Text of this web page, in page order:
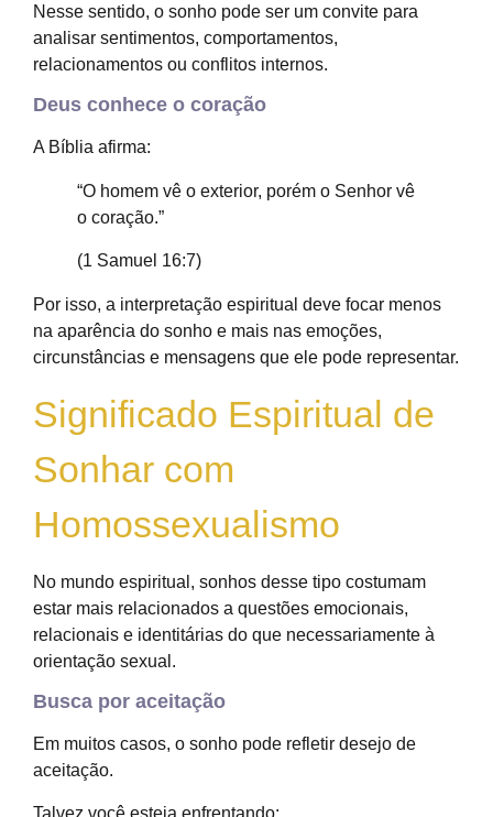
Nesse sentido, o sonho pode ser um convite para
analisar sentimentos, comportamentos,
relacionamentos ou conflitos internos.
Deus conhece o coração
A Bíblia afirma:
“O homem vê o exterior, porém o Senhor vê
o coração.”
(1 Samuel 16:7)
Por isso, a interpretação espiritual deve focar menos
na aparência do sonho e mais nas emoções,
circunstâncias e mensagens que ele pode representar.
Significado Espiritual de
Sonhar com
Homossexualismo
No mundo espiritual, sonhos desse tipo costumam
estar mais relacionados a questões emocionais,
relacionais e identitárias do que necessariamente à
orientação sexual.
Busca por aceitação
Em muitos casos, o sonho pode refletir desejo de
aceitação.
Talvez você esteja enfrentando: